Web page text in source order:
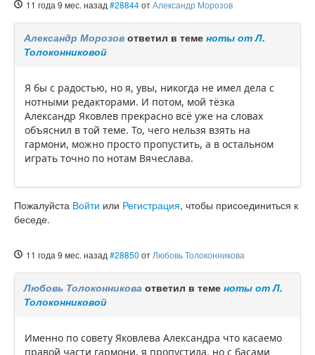
11 года 9 мес. назад #28844отАлександр Морозов
Александр Морозов ответил в теме ноты от Л.
Толоконниковой
Я бы с радостью, но я, увы, никогда не имел дела с
нотными редакторами. И потом, мой тёзка
Александр Яковлев прекрасно всё уже на словах
объяснил в той теме. То, чего нельзя взять на
гармони, можно просто пропустить, а в остальном
играть точно по нотам Вячеслава.
Пожалуйста Войти или Регистрация, чтобы присоединиться к
беседе.
11 года 9 мес. назад #28850 от Любовь Толоконникова
Любовь Толоконникова ответил в теме ноты от Л.
Толоконниковой
Именно по совету Яковлева Александра что касаемо
правой части гармони, я пропустила, но с басами